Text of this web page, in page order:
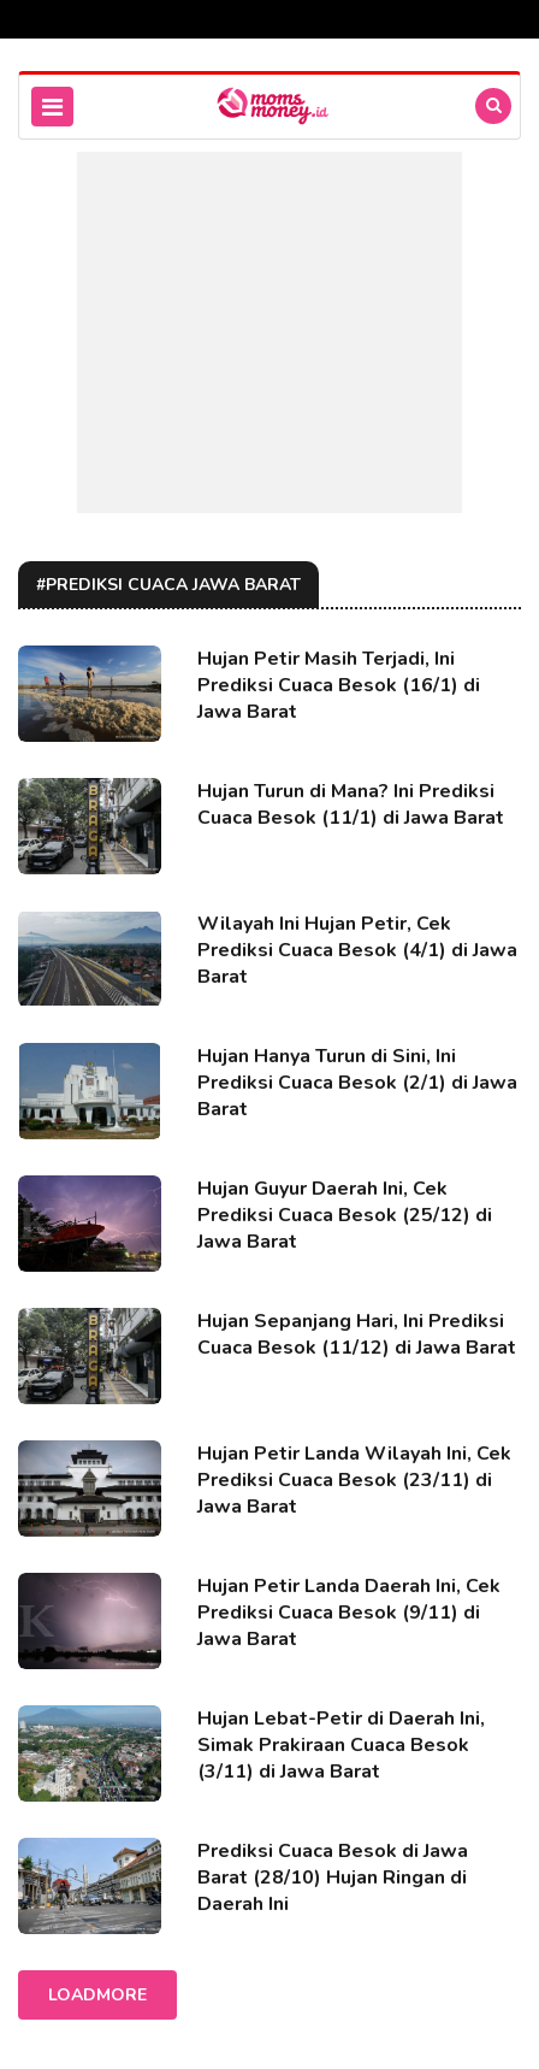
#PREDIKSI CUACA JAWA BARAT
Hujan Petir Masih Terjadi, Ini
Prediksi Cuaca Besok (16/1) di
Jawa Barat
Hujan Turun di Mana? Ini Prediksi
Cuaca Besok (11/1) di Jawa Barat
Wilayah Ini Hujan Petir, Cek
Prediksi Cuaca Besok (4/1) di Jawa
Barat
Hujan Hanya Turun di Sini, Ini
Prediksi Cuaca Besok (2/1) di Jawa
Barat
Hujan Guyur Daerah Ini, Cek
Prediksi Cuaca Besok (25/12) di
Jawa Barat
Hujan Sepanjang Hari, Ini Prediksi
Cuaca Besok (11/12) di Jawa Barat
Hujan Petir Landa Wilayah Ini, Cek
Prediksi Cuaca Besok (23/11) di
Jawa Barat
Hujan Petir Landa Daerah Ini, Cek
Prediksi Cuaca Besok (9/11) di
Jawa Barat
Hujan Lebat-Petir di Daerah Ini,
Simak Prakiraan Cuaca Besok
(3/11) di Jawa Barat
Prediksi Cuaca Besok di Jawa
Barat (28/10) Hujan Ringan di
Daerah Ini
LOADMORE